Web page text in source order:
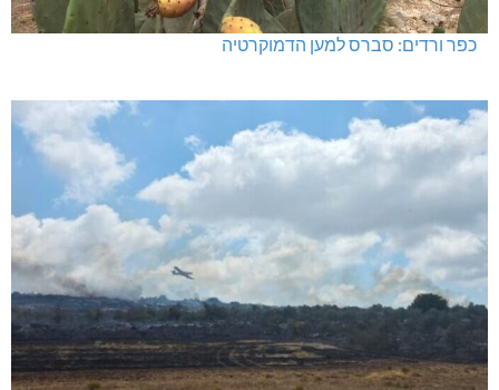
כפר ורדים: סברס למען הדמוקרטיה